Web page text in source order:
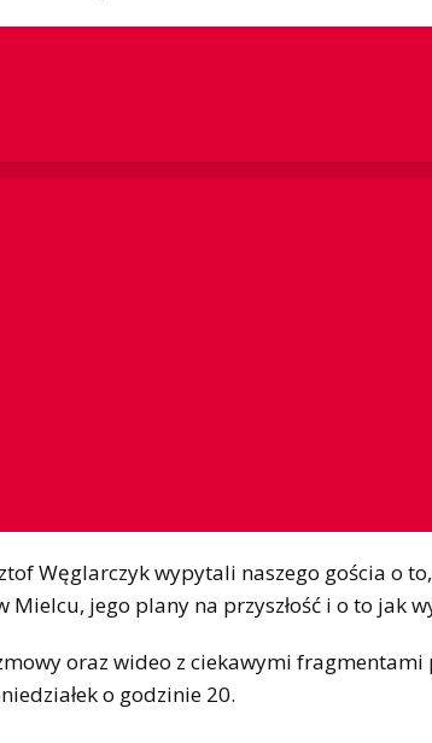
Węglarczyk wypytali naszego gościa o
Mielcu, jego plany na przyszłość i o to jak
oraz wideo z ciekawymi fragmentami
o godzinie 20.